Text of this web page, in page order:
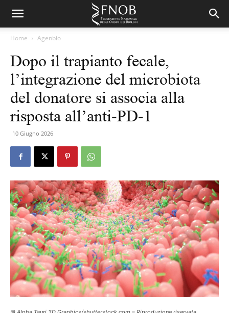
Home Agenbio
Dopo il trapianto fecale,
l’integrazione del microbiota
del donatore si associa alla
risposta all’anti-PD-1
10 Giugno 2026